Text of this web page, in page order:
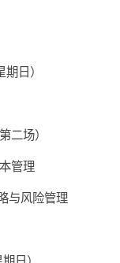
日）
二场）
管理
与风险管理